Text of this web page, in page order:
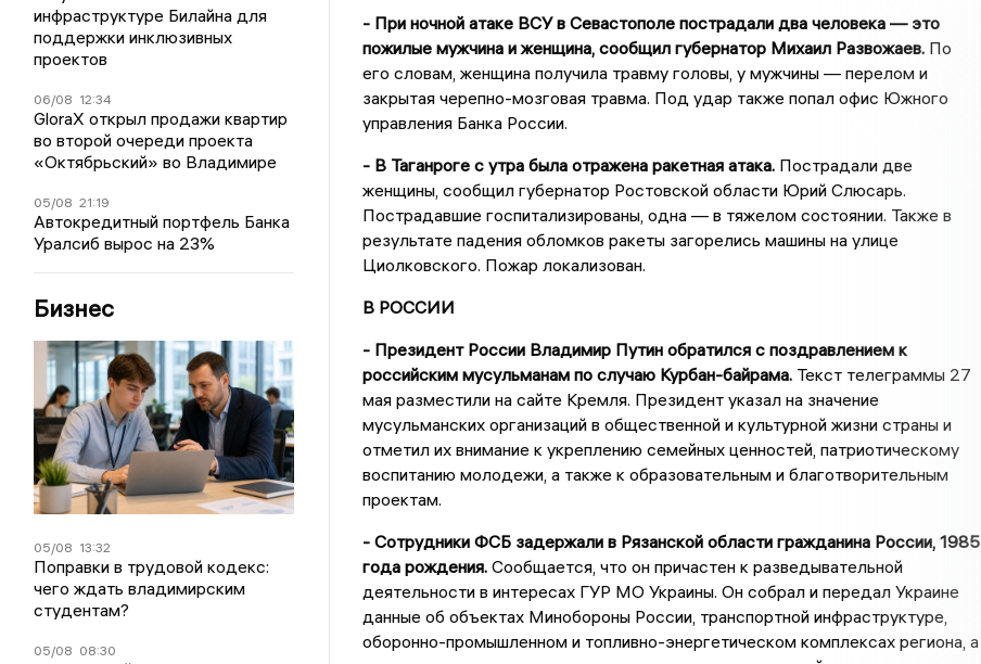
инфраструктуре Билайна для
поддержки инклюзивных
проектов
06/08 12:34
GloraX открыл продажи квартир
во второй очереди проекта
«Октябрьский» во Владимире
05/08 21:19
Автокредитный портфель Банка
Уралсиб вырос на 23%
Бизнес
05/08 13:32
Поправки в трудовой кодекс:
чего ждать владимирским
студентам?
05/08 08:30
- При ночной атаке ВСУ в Севастополе пострадали два человека — это
пожилые мужчина и женщина, сообщил губернатор Михаил Развожаев.По
его словам, женщина получила травму головы, у мужчины — перелом и
закрытая черепно-мозговая травма. Под удар также попал офис Южного
управления Банка России.
- В Таганроге с утра была отражена ракетная атака.Пострадали две
женщины, сообщил губернатор Ростовской области Юрий Слюсарь.
Пострадавшие госпитализированы, одна — в тяжелом состоянии. Также в
результате падения обломков ракеты загорелись машины на улице
Циолковского. Пожар локализован.
В РОССИИ
- Президент России Владимир Путин обратился с поздравлением к
российским мусульманам по случаю Курбан-байрама.Текст телеграммы 27
мая разместили на сайте Кремля. Президент указал на значение
мусульманских организаций в общественной и культурной жизни страны и
отметил их внимание к укреплению семейных ценностей, патриотическому
воспитанию молодежи, а также к образовательным и благотворительным
проектам.
- Сотрудники ФСБ задержали в Рязанской области гражданина России, 1985
года рождения.Сообщается, что он причастен к разведывательной
деятельности в интересах ГУР МО Украины. Он собрал и передал Украине
данные об объектах Минобороны России, транспортной инфраструктуре,
оборонно-промышленном и топливно-энергетическом комплексах региона, а